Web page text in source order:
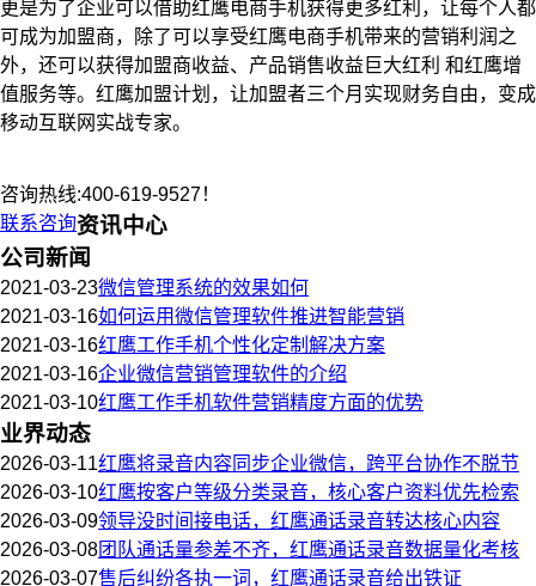
更是为了企业可以借助红鹰电商手机获得更多红利，让每个人都
可成为加盟商，除了可以享受红鹰电商手机带来的营销利润之
外，还可以获得加盟商收益、产品销售收益巨大红利 和红鹰增
值服务等。红鹰加盟计划，让加盟者三个月实现财务自由，变成
移动互联网实战专家。
咨询热线:400-619-9527！
联系咨询资讯中心
公司新闻
2021-03-23微信管理系统的效果如何
2021-03-16如何运用微信管理软件推进智能营销
2021-03-16红鹰工作手机个性化定制解决方案
2021-03-16企业微信营销管理软件的介绍
2021-03-10红鹰工作手机软件营销精度方面的优势
业界动态
2026-03-11红鹰将录音内容同步企业微信，跨平台协作不脱节
2026-03-10红鹰按客户等级分类录音，核心客户资料优先检索
2026-03-09领导没时间接电话，红鹰通话录音转达核心内容
2026-03-08团队通话量参差不齐，红鹰通话录音数据量化考核
2026-03-07售后纠纷各执一词，红鹰通话录音给出铁证